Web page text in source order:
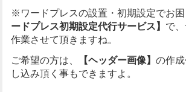
※ワードプレスの設置・初期設定でお困
ードプレス初期設定代行サービス】 で
作業させて頂きますね。
ご希望の方は、
【ヘッダー画像】 の作
し込み頂く事もできますよ。